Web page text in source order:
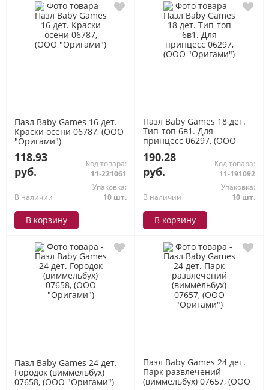
Пазл Baby Games 16 дет.
Краски осени 06787, (ООО
"Оригами")
118.93
руб.
Код товара:
11-221061
В наличии
Упаковка:
10 шт.
В корзину
Пазл Baby Games 18 дет.
Тип-топ 6в1. Для
принцесс 06297, (ООО
190.28
руб.
Код товара:
11-191092
В наличии
Упаковка:
10 шт.
В корзину
Пазл Baby Games 24 дет.
Городок (виммельбух)
07658, (ООО "Оригами")
Пазл Baby Games 24 дет.
Парк развлечений
(виммельбух) 07657, (ООО